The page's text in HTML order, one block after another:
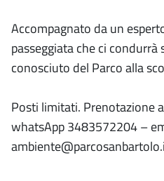
Accompagnato da un
passeggiata che ci
conosciuto del Parco alla
Posti limitati. Prenotazione
whatsApp 3483572204 –